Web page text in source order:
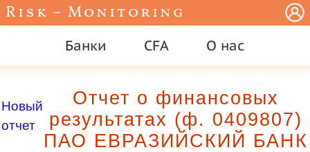
Risk – Monitoring
Банки CFA О нас
Новый
отчет
Отчет о финансовых
результатах (ф. 0409807)
ПАО ЕВРАЗИЙСКИЙ БАНК